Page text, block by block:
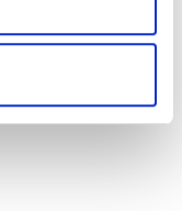
Därför är
innan de